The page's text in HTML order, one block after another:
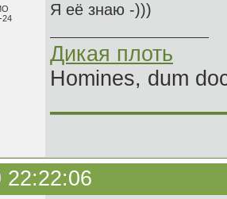
24
Я её знаю -)))
Дикая плоть
Homines, dum
22:22:06